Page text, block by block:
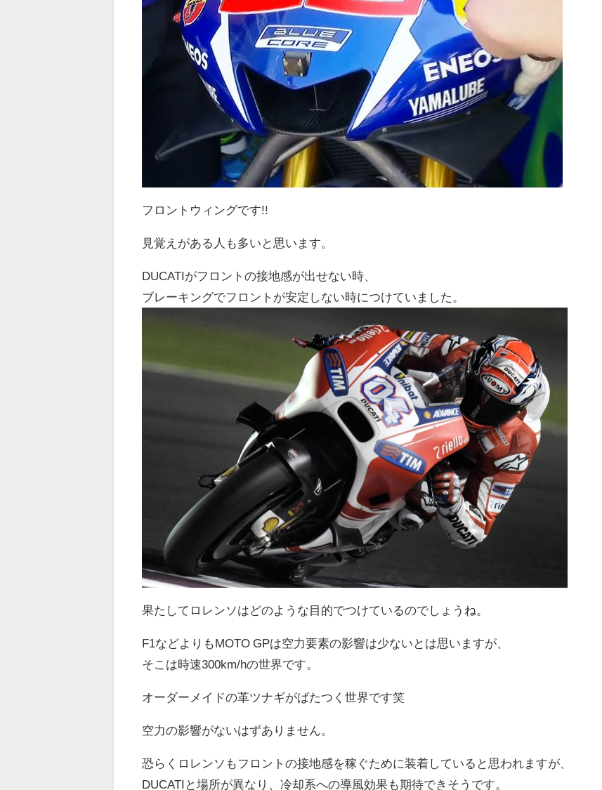
フロントウィングです!!
見覚えがある人も多いと思います。
DUCATIがフロントの接地感が出せない時、
ブレーキングでフロントが安定しない時につけていました。
果たしてロレンソはどのような目的でつけているのでしょうね。
F1などよりもMOTO GPは空力要素の影響は少ないとは思いますが、
そこは時速300km/hの世界です。
オーダーメイドの革ツナギがばたつく世界です笑
空力の影響がないはずありません。
恐らくロレンソもフロントの接地感を稼ぐために装着していると思われますが、
DUCATIと場所が異なり、冷却系への導風効果も期待できそうです。